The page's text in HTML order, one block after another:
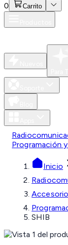
0 Carrito
Programación
Inicio
SHIB